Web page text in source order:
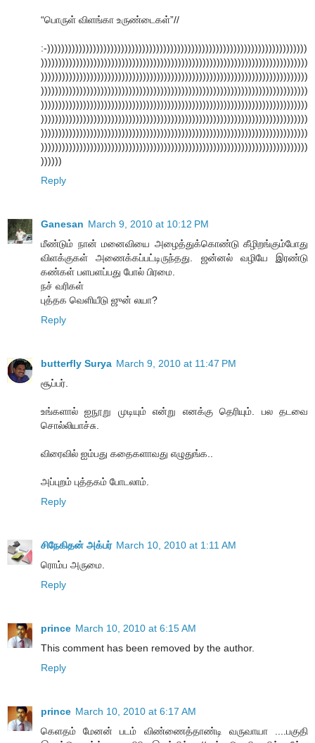
“பொருள் விளங்கா உருண்டைகள்”//
:-))))))))))))))))))))))))))))))))))))))))))))))))))))))))))))))))))))))))))
))))))))))))))))))))))))))))))))))))))))))))))))))))))))))))))))))))))))))))
))))))))))))))))))))))))))))))))))))))))))))))))))))))))))))))))))))))))))))
))))))))))))))))))))))))))))))))))))))))))))))))))))))))))))))))))))))))))))
))))))))))))))))))))))))))))))))))))))))))))))))))))))))))))))))))))))))))))
))))))))))))))))))))))))))))))))))))))))))))))))))))))))))))))))))))))))))))
))))))))))))))))))))))))))))))))))))))))))))))))))))))))))))))))))))))))))))
))))))))))))))))))))))))))))))))))))))))))))))))))))))))))))))))))))))))))))
))))))
Reply
Ganesan March 9, 2010 at 10:12 PM
மீண்டும் நான் மனைவியை அழைத்துக்கொண்டு கீழிறங்கும்போது
விளக்குகள் அணைக்கப்பட்டிருந்தது. ஜன்னல் வழியே இரண்டு
கண்கள் பளபளப்பது போல் பிரமை.
நச் வரிகள்
புத்தக வெளியீடு ஜுன் லயா?
Reply
butterfly Surya March 9, 2010 at 11:47 PM
சூப்பர்.
உங்களால் ஐநூறு முடியும் என்று எனக்கு தெரியும். பல தடவை
சொல்லியாச்சு.
விரைவில் ஐம்பது கதைகளாவது எழுதுங்க..
அப்புறம் புத்தகம் போடலாம்.
Reply
சிநேகிதன் அக்பர் March 10, 2010 at 1:11 AM
ரொம்ப அருமை.
Reply
prince March 10, 2010 at 6:15 AM
This comment has been removed by the author.
Reply
prince March 10, 2010 at 6:17 AM
கெளதம் மேனன் படம் விண்ணைத்தாண்டி வருவாயா ....பகுதி